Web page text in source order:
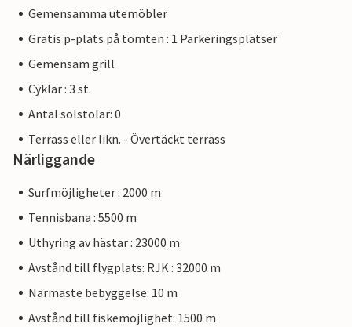
Gemensamma utemöbler
Gratis p-plats på tomten : 1 Parkeringsplatser
Gemensam grill
Cyklar : 3 st.
Antal solstolar: 0
Terrass eller likn. - Övertäckt terrass
Närliggande
Surfmöjligheter : 2000 m
Tennisbana : 5500 m
Uthyring av hästar : 23000 m
Avstånd till flygplats: RJK : 32000 m
Närmaste bebyggelse: 10 m
Avstånd till fiskemöjlighet: 1500 m